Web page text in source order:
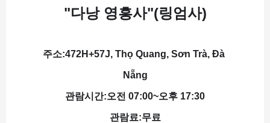
"다낭 영흥사"(링엄사)
주소:472H+57J, Thọ Quang, Sơn Trà, Đà
Nẵng
관람시간:오전 07:00~오후 17:30
관람료:무료